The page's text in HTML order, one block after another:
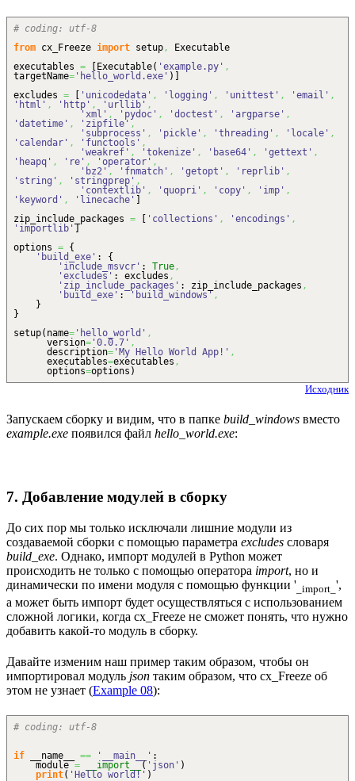
# coding: utf-8
from cx_Freeze import setup ,
Executable
executables = [Executable( 'example.py' ,
targetName= 'hello_world.exe' ) ]
excludes = [ 'unicodedata' , 'logging' , 'unittest' , 'email' ,
'html' , 'http' , 'urllib' ,
'xml' , 'pydoc' , 'doctest' , 'argparse' ,
'datetime' , 'zipfile' ,
'subprocess' , 'pickle' , 'threading' , 'locale' ,
'calendar' , 'functools' ,
'weakref' , 'tokenize' , 'base64' , 'gettext' ,
'heapq' , 're' , 'operator' ,
'bz2' , 'fnmatch' , 'getopt' , 'reprlib' ,
'string' , 'stringprep' ,
'contextlib' , 'quopri' , 'copy' , 'imp' ,
'keyword' , 'linecache' ]
zip_include_packages = [ 'collections' , 'encodings' ,
'importlib' ]
options = {
'build_exe' : {
'include_msvcr' : True ,
'excludes' : excludes ,
'zip_include_packages' : zip_include_packages ,
'build_exe' :'build_windows',
}
}
setup( name= 'hello_world' ,
version= '0.0.7' ,
description= 'My Hello World App!' ,
executables=executables ,
options=options )
Исходник
Запускаем сборку и видим, что в папке build_windows вместо
example.exe появился файл hello_world.exe:
7. Добавление модулей в сборку
До сих пор мы только исключали лишние модули из
создаваемой сборки с помощью параметра excludes словаря
build_exe. Однако, импорт модулей в Python может
происходить не только с помощью оператора import, но и
динамически по имени модуля с помощью функции ' _import_ ',
а может быть импорт будет осуществляться с использованием
сложной логики, когда cx_Freeze не сможет понять, что нужно
добавить какой-то модуль в сборку.
Давайте изменим наш пример таким образом, чтобы он
импортировал модуль json таким образом, что cx_Freeze об
этом не узнает (Example 08):
# coding: utf-8
if __name__ == '__main__' :
module= __import__('json' )
print( 'Hello world!' )